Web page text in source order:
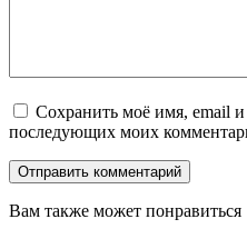
Сохранить моё имя, email и
последующих моих
Вам также может понравиться